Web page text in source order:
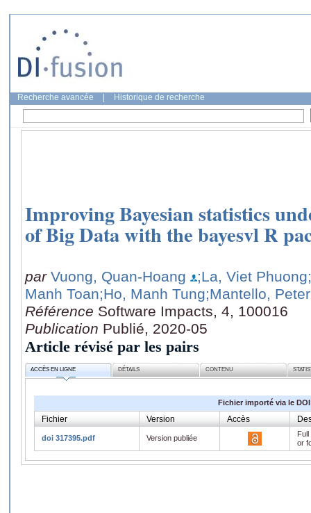
Recherche avancée Historique de recherche
Improving Bayesian statistics
of Big Data with the bayesvl R
par Vuong, Quan-Hoang ;La, Viet Phuong
Manh Toan;Ho, Manh Tung;Mantello, Peter
Référence Software Impacts, 4, 100016
Publication Publié, 2020-05
Article révisé par les pairs
ACCÈS EN LIGNE DÉTAILS CONTENU
Fichier importé via le DOI
Fichier Version Accès
doi 317395.pdf Version publiée
or